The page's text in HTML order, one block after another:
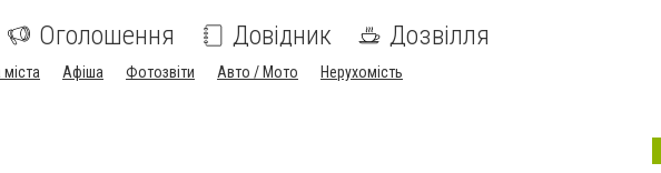
Оголошення Довідник Дозвілля
міста Афіша Фотозвіти Авто / Мото Нерухомість